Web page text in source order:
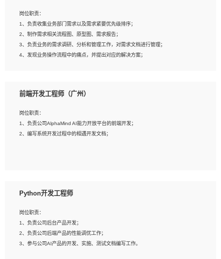
3、熟练使用脚本语言，shell/python任一种，熟练使用Ansible
4、熟悉linux常见服务、中间件的基本原理、部署以及故障处理，如：Mysql、
Apache、Nginx、Zabbix、Kafka等
5、熟悉主流虚拟化技术，如：VMware、KVM
6、具备网络方面的基础知识，熟悉常见的网络协议，如TCP/IP，转发原理，路由优
8、有良好的文档编写能力和沟通能力，有RHCE证书优先
岗位职责：
1、负责收集业务部门需求以及需求紧要优先级排序；
2、制作需求相关流程图、原型图、需求报告；
3、负责业务的需求调研、分析和管理工作，对需求文档进行管理；
4、发现业务操作流程中的痛点，并提出对应的解决方案；
岗位要求：
2、熟悉产品及需求规划工具，如:Axure、Xmind、MS Project等；
3、具备良好的交流协调能力，有较强的责任感、工作积极主动；
4、有较强的系统需求分析、文档编写能力、沟通能力；
前端开发工程师（广州）
岗位职责：
1、负责公司AlphaMind AI能力开放平台的前端开发；
2、编写系统开发过程中的相遇开发文档；
3、熟悉react/vue/angular任何一种前端框架，熟悉react优先；
5、善于沟通，具有团队意识；
Python开发工程师
岗位职责：
1、负责公司后台产品开发；
2、负责公司后端产品的性能调优工作；
3、参与公司AI产品的开发、实施、测试文档编写工作。